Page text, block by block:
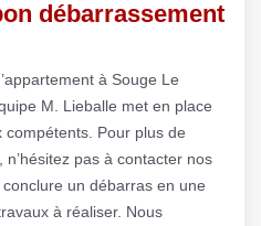
débarrassement
à Souge Le
M. Lieballe met en place
Pour plus de
pas à contacter nos
un débarras en une
à réaliser. Nous